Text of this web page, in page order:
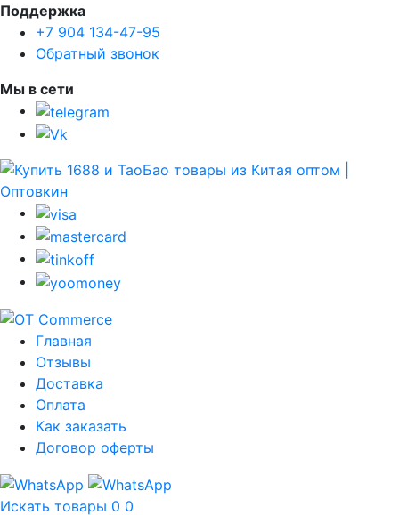
Поддержка
+7 904 134-47-95
Обратный звонок
Мы в сети
Главная
Отзывы
Доставка
Оплата
Как заказать
Договор оферты
Искать товары 0 0